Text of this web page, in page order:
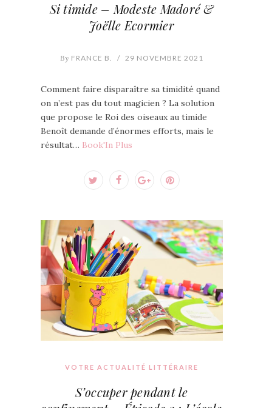
Si timide – Modeste Madoré &
Joëlle Ecormier
By FRANCE B. / 29 NOVEMBRE 2021
Comment faire disparaître sa timidité quand
on n’est pas du tout magicien ? La solution
que propose le Roi des oiseaux au timide
Benoît demande d’énormes efforts, mais le
résultat… Book'In Plus
VOTRE ACTUALITÉ LITTÉRAIRE
S’occuper pendant le